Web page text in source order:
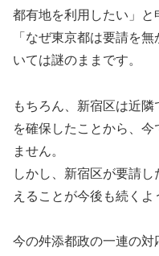
都有地を利用したい」と
「なぜ東京都は要請を
いては謎のままです。
もちろん、新宿区は近
を確保したことから、
ません。
しかし、新宿区が要請
えることが今後も続くよ
今の舛添都政の一連の